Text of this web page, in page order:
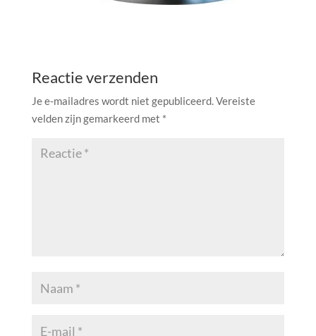
Reactie verzenden
Je e-mailadres wordt niet gepubliceerd.Vereiste
velden zijn gemarkeerd met *